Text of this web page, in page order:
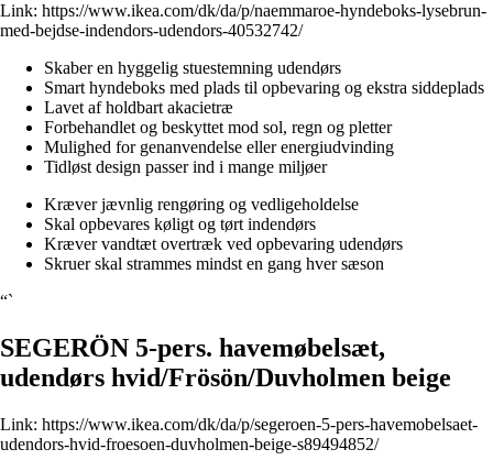
Link: https://www.ikea.com/dk/da/p/naemmaroe-hyndeboks-lysebrun-
med-bejdse-indendors-udendors-40532742/
Skaber en hyggelig stuestemning udendørs
Smart hyndeboks med plads til opbevaring og ekstra siddeplads
Lavet af holdbart akacietræ
Forbehandlet og beskyttet mod sol, regn og pletter
Mulighed for genanvendelse eller energiudvinding
Tidløst design passer ind i mange miljøer
Kræver jævnlig rengøring og vedligeholdelse
Skal opbevares køligt og tørt indendørs
Kræver vandtæt overtræk ved opbevaring udendørs
Skruer skal strammes mindst en gang hver sæson
“`
SEGERÖN 5-pers. havemøbelsæt,
udendørs hvid/Frösön/Duvholmen beige
Link: https://www.ikea.com/dk/da/p/segeroen-5-pers-havemobelsaet-
udendors-hvid-froesoen-duvholmen-beige-s89494852/